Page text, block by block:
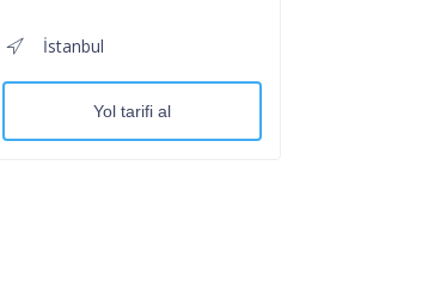
İstanbul
Yol tarifi al